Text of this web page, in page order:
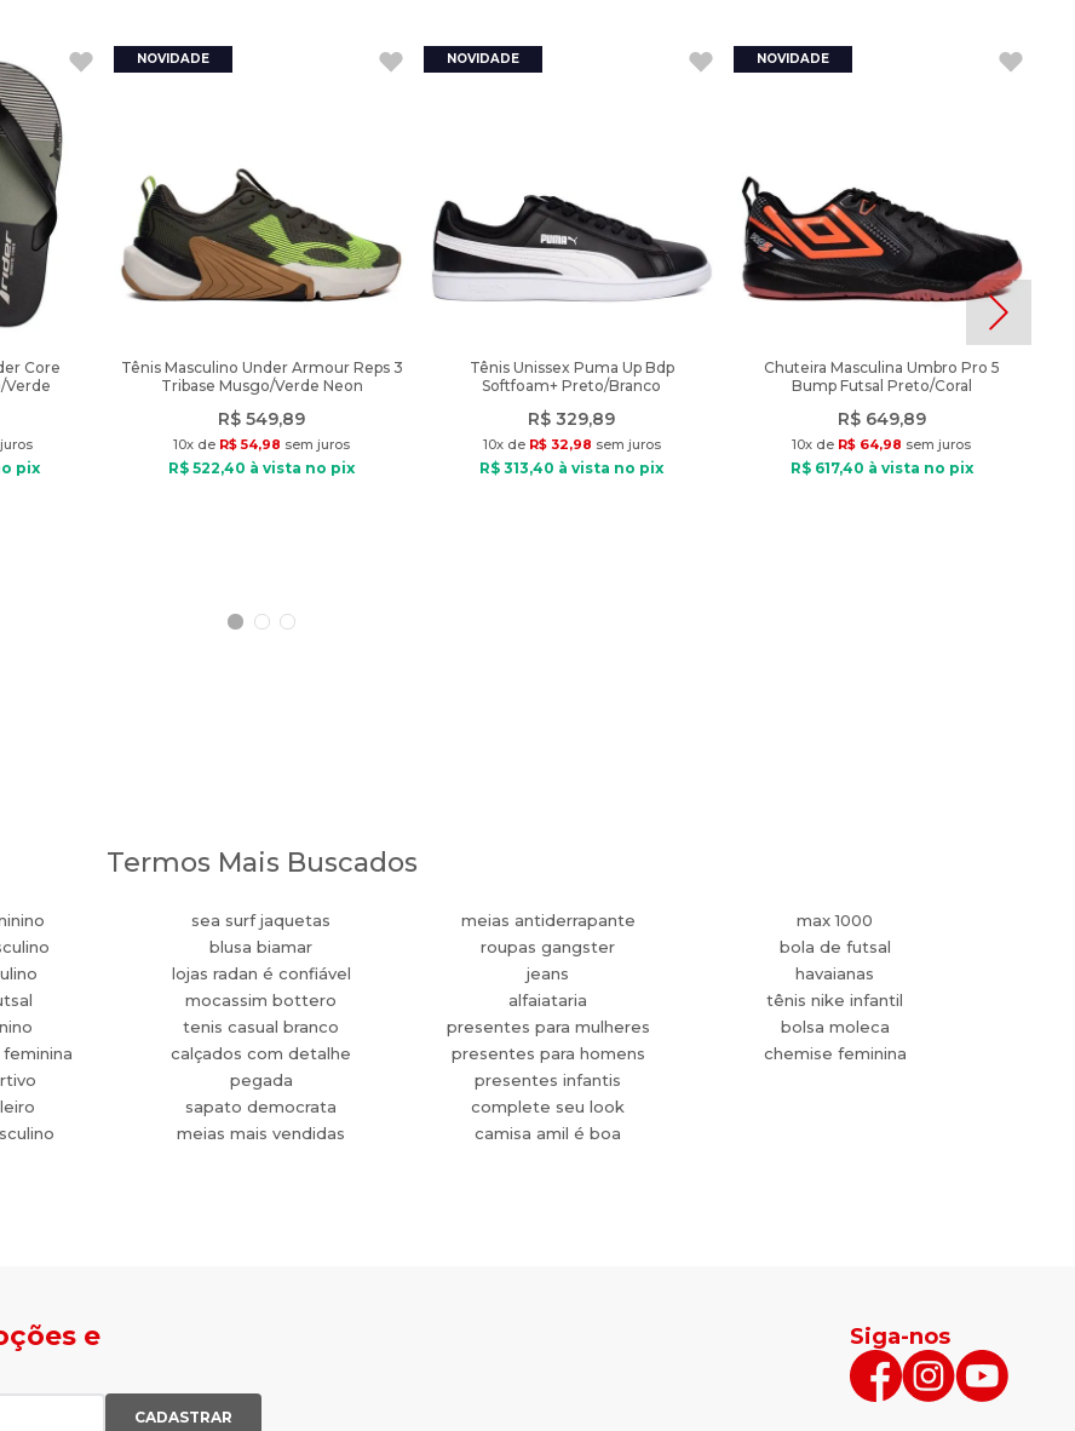
Core
Verde
pix
Tênis Masculino Under Armour Reps 3
Tribase Musgo/Verde Neon
R$ 549,89
10x de R$ 54,98 sem juros
R$ 522,40 à vista no pix
Tênis Unissex Puma Up Bdp
Softfoam+ Preto/Branco
R$ 329,89
10x de R$ 32,98 sem juros
R$ 313,40 à vista no pix
Chuteira Masculina Umbro Pro 5
Bump Futsal Preto/Coral
R$ 649,89
10x de R$ 64,98 sem juros
R$ 617,40 à vista no pix
Termos Mais Buscados
sea surf jaquetas
blusa biamar
lojas radan é confiável
mocassim bottero
tenis casual branco
calçados com detalhe
pegada
sapato democrata
meias mais vendidas
meias antiderrapante
roupas gangster
jeans
alfaiataria
presentes para mulheres
presentes para homens
presentes infantis
complete seu look
camisa amil é boa
max 1000
bola de futsal
havaianas
tênis nike infantil
bolsa moleca
chemise feminina
e
CADASTRAR
Siga-nos